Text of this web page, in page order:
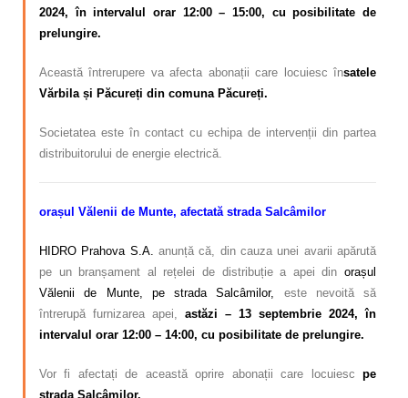
2024, în intervalul orar 12:00 – 15:00, cu posibilitate de
prelungire.
Această întrerupere va afecta abonații care locuiesc însatele
Vărbila și Păcureți din comuna Păcureți.
Societatea este în contact cu echipa de intervenții din partea
distribuitorului de energie electrică.
orașul Vălenii de Munte, afectată strada Salcâmilor
HIDRO Prahova S.A. anunță că, din cauza unei avarii apărută
pe un branșament al rețelei de distribuție a apei din orașul
Vălenii de Munte, pe strada Salcâmilor,
este nevoită să
întrerupă furnizarea apei, astăzi – 13 septembrie 2024, în
intervalul orar 12:00 – 14:00, cu posibilitate de prelungire.
Vor fi afectați de această oprire abonații care locuiesc pe
strada Salcâmilor.